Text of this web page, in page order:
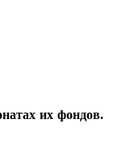
их фондов.